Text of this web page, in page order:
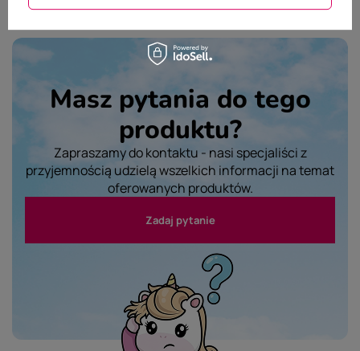
Masz pytania do tego
produktu?
Zapraszamy do kontaktu - nasi specjaliści z
przyjemnością udzielą wszelkich informacji na temat
oferowanych produktów.
Zadaj pytanie